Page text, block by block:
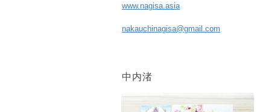
www.nagisa.asia
nakauchinagisa@gmail.com
中内渚